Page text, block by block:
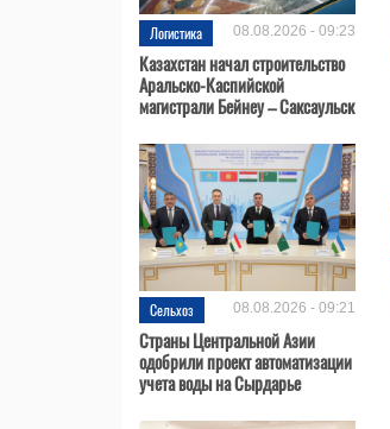
Логистика 08.08.2026 - 09:23
Казахстан начал строительство
Аральско-Каспийской
магистрали Бейнеу – Саксаульск
Сельхоз 08.08.2026 - 09:21
Страны Центральной Азии
одобрили проект автоматизации
учета воды на Сырдарье